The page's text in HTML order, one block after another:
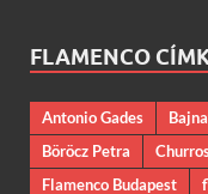
FLAMENCO
Antonio Gades
Böröcz Petra
Flamenco Budapest